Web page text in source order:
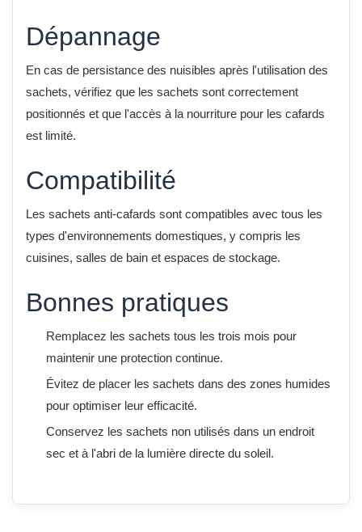
Dépannage
En cas de persistance des nuisibles après l'utilisation des
sachets, vérifiez que les sachets sont correctement
positionnés et que l'accès à la nourriture pour les cafards
est limité.
Compatibilité
Les sachets anti-cafards sont compatibles avec tous les
types d'environnements domestiques, y compris les
cuisines, salles de bain et espaces de stockage.
Bonnes pratiques
Remplacez les sachets tous les trois mois pour
maintenir une protection continue.
Évitez de placer les sachets dans des zones humides
pour optimiser leur efficacité.
Conservez les sachets non utilisés dans un endroit
sec et à l'abri de la lumière directe du soleil.